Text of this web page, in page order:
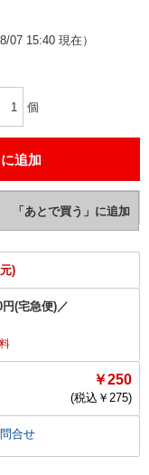
07 15:40 現在）
個
)
円(宅急便)／
￥250
(税込￥ 275)
合せ